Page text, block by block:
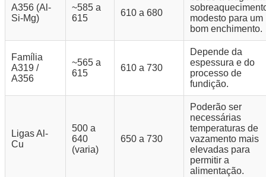
A356 (Al-
Si-Mg)
~585 a
615
610 a 680
modesto para um
bom enchimento.
Família
A319 /
A356
~565 a
615
610 a 730
Depende da
espessura e do
processo de
fundição.
Ligas Al-
Cu
500 a
640
(varia)
650 a 730
Poderão ser
necessárias
temperaturas de
vazamento mais
elevadas para
permitir a
alimentação.